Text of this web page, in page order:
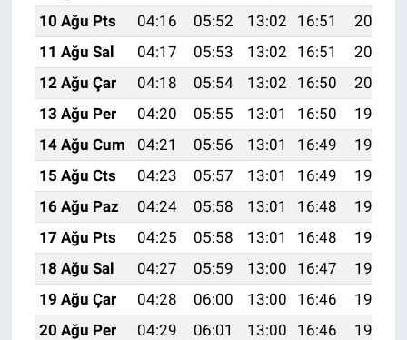
10 Ağu Pts
04:16 05:52 13:02 16:51
20:02
11 Ağu Sal
04:17 05:53 13:02 16:51
20:01
12 Ağu Çar
04:18 05:54 13:02 16:50
20:00
13 Ağu Per
04:20 05:55 13:01 16:50
19:58
14 Ağu Cum
04:21 05:56 13:01 16:49
19:57
15 Ağu Cts
04:23 05:57 13:01 16:49
19:56
16 Ağu Paz
04:24 05:58 13:01 16:48
19:54
17 Ağu Pts
04:25 05:58 13:01 16:48
19:53
18 Ağu Sal
04:27 05:59 13:00 16:47
19:52
19 Ağu Çar
04:28 06:00 13:00 16:46
19:50
20 Ağu Per
04:29 06:01 13:00 16:46
19:49